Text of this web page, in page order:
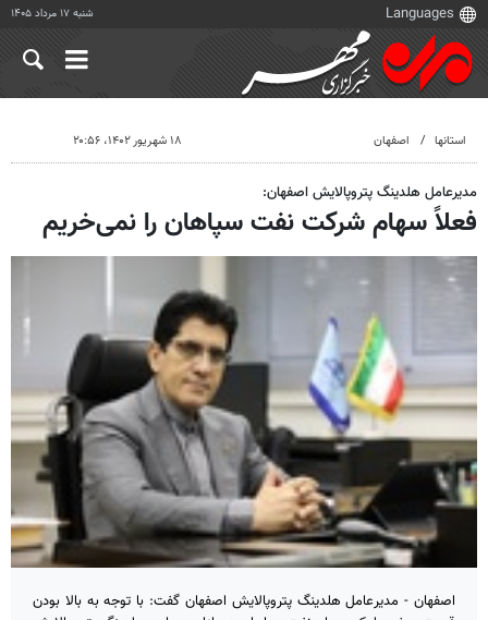
شنبه ۱۷ مرداد ۱۴۰۵
استانها اصفهان ۱۸ شهریور ۱۴۰۲، ۲۰:۵۶
مدیرعامل هلدینگ پتروپالایش اصفهان:
فعلاً سهام شرکت نفت سپاهان را نمی‌خریم
اصفهان - مدیرعامل هلدینگ پتروپالایش اصفهان گفت: با توجه به بالا بودن